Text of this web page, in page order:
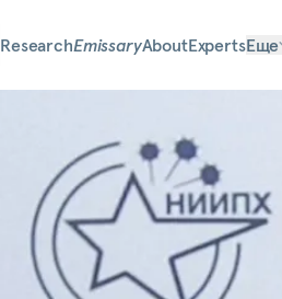
ResearchEmissaryAboutExpertsЕще